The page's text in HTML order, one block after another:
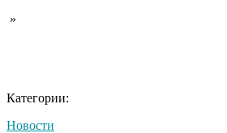
»
Категории:
Новости